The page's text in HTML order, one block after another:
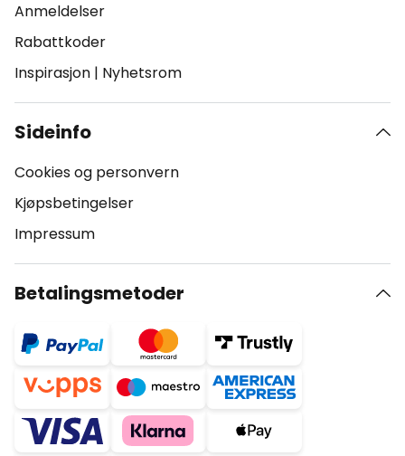
Anmeldelser
Rabattkoder
Inspirasjon | Nyhetsrom
Sideinfo
Cookies og personvern
Kjøpsbetingelser
Impressum
Betalingsmetoder